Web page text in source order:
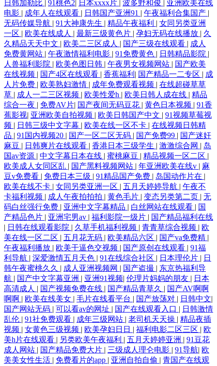
日韩加勒比 | 91桃色2| 日本xxxx片 | 波多野和俊 | 亚洲欧美在线
电影 | 成年人在线观看 | 日韩国产亚洲91 | 午夜福利合集国产 |
无码传媒导航 | 91大神康先生 | 精品午夜福利 | 女同另类亚洲
一区 | 欧美在线成人 | 最新三级黄色片 | 孕妇无码在线播放 | 久
久精品天天中文 | 欧美二三区成人 | 国产三级在线观看 | 成人
免费黄网站 | 午夜激情福利电影 | 91免费黄色 | 日韩精品影院 |
人兽福利影院 | 欧美色图日韩 | 午夜男女视频网站 | 国产欧美
在线视频 | 国产4区在线观看 | 香蕉福利 | 国产精品一二专区 | 成
人片免费 | 欧美熟妇激情 | 成年免费观看视频 | 在线超碰草草
草 | 成人一二三区视频 | 欧美性爱h | 欧美日韩人成在线 | 精品
综合一夜 | 免费AV片| 国产夜间无码豆花 | 黄色日本视频 | 91香
蕉影视| 亚洲欧美自拍视频 | 欧美日韩国产中文 | 91视频草莓视
频 | 日韩三级中文字幕 | 欧美在线一区不卡 | 在线视频日韩精
品 | 91国内视频20 | 国产一区二区无码 | 国产免费99 | 国产迷奸
麻豆 | 日韩爽片在线观看 | 香港日本三级学生 | 激激综合网 | 岛
国av资源 | 中文字幕日本在线 | 蜜桃麻豆 | 精品视频一区二区 |
欧美成人女同区乱 | 国产黑料视频网站 | 年亚洲欧美在线v | 麻
豆v免费看 | 免费日本三级 | 91精品国产免费 | 岛国动作片在 |
欧美在线不卡 | 女同另类亚洲一区 | 五月天婷婷导航 | 午夜不
卡福利视频 | 成人午夜拍拍拍 | 黄色毛片 | 变态另类第二页 | 无
码白丝强行免费 | 亚洲中文字幕精品 | 白丝网站在线观看 | 国
产精品色片 | 亚洲宅男av | 福利影院一级片 | 国产精品福利在线
| 日韩在线观看影院 | 久草手机福利视频 | 青青草综合视频 | 欧
美在线一区二区 | 五月花无码 | 欧美精品六区 | 国产va免费精 |
午夜福利播放 | 欧美干逼色交视频 | 国产原创在线观看 | 91福
利导航 | 深爱激情五月天色 | 91在线综合社区 | 日本理伦片 | 日
韩午夜蜜桃久久 | 成人亚洲视频网 | 国产盗撮 | 东京热福利导
航 | 国产中文字幕亚洲 | 亚洲91视频| 伦理片妈妈的朋友 | 日本
高清成人 | 国产视频免费在线 | 国产精品青草久 | 国产AV啊啊
啊啊 | 欧美在线美女 | 毛片在线看平台 | 国产放荡对 | 日韩中文|
国产网站无码 | 可以看av的网址 | 国产在线观看入口 | 日韩激情
乱伦 | 91社免费观看 | 成年三级网站 | 老司机天天操 | 精品夜插
视频 | 女黄色三级视频 | 欧美孕妇日日 | 福利电影二区三区 | 欧
美h片在线观看 | 另类欧美午夜福利 | 五月天婷婷亚洲 | 91豆花
成人网站 | 国产精品免费大片 | 三级成人理仑电影 | 91导航| 欧
美美女性生活 | 免费看片的app | 亚洲自拍自偷 | 青国产在线观